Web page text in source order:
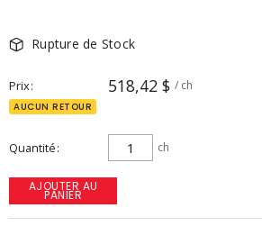
Rupture de Stock
Prix 518,42 $ / ch
AUCUN RETOUR
Quantité ch
AJOUTER AU
PANIER